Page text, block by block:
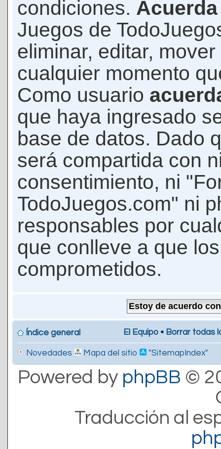
condiciones. Acuerda
Juegos de
eliminar, editar,
cualquier momento
Como usuario
que haya ingresado
base de datos. Dado
será compartida con
consentimiento, ni
TodoJuegos.com" ni
responsables por
que conlleve a que
comprometidos.
Índice general El Equipo • Borrar todas
Novedades Mapa del sitio "SitemapIndex"
Powered by phpBB ©
Traducción al